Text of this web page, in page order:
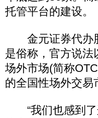
托管平台的建设。
金元证券代办股
是俗称，官方说法
场外市场(简称
的全国性场外交易
“我们也感到了